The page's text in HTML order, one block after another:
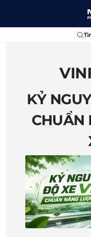
KỶ
CHUẨN